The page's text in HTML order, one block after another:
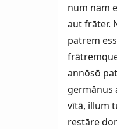
num nam
aut frāter.
patrem
annōsō
germānus
vītā, illum
restāre